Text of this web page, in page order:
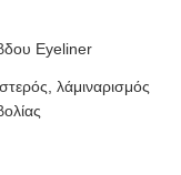
Eyeliner
λάμιναρισμός